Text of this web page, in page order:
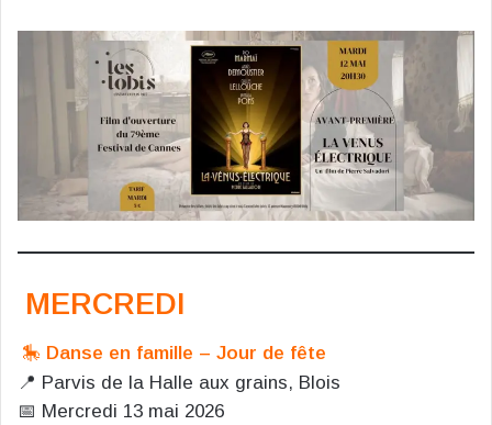
MERCREDI
🎠 Danse en famille – Jour de fête
📍 Parvis de la Halle aux grains, Blois
📅 Mercredi 13 mai 2026